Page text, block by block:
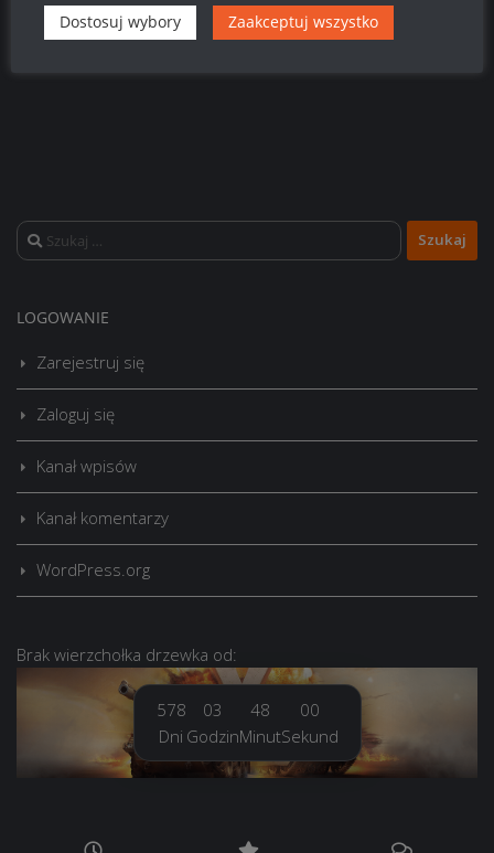
Szukaj:
LOGOWANIE
Zarejestruj się
Zaloguj się
Kanał wpisów
Kanał komentarzy
WordPress.org
Brak wierzchołka drzewka od:
578
Dni
03
Godzin
48
Minut
01
Sekund
Dostosuj wybory Zaakceptuj wszystko